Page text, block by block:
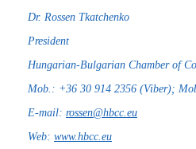
Dr. Rossen Tkatchenko
President
Hungarian-Bulgarian Chamber of
Mob.: +36 30 914 2356 (Viber);
E-mail: rossen@hbcc.eu
Web: www.hbcc.eu